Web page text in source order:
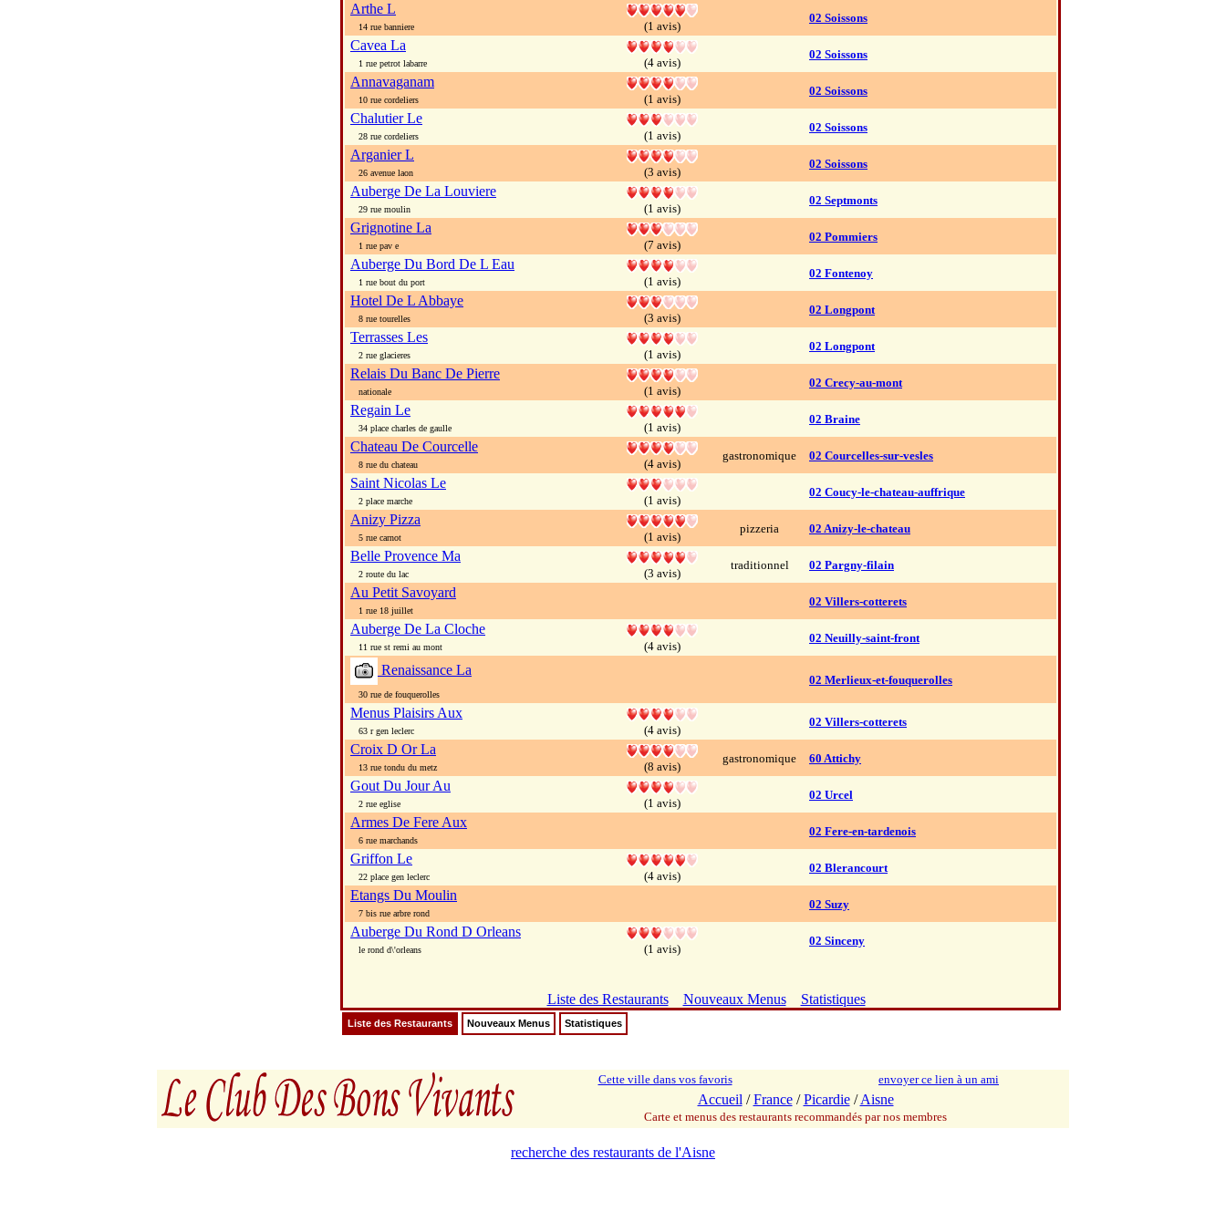
Arthe L
14 rue banniere (1 avis)
02 Soissons
Cavea La
1 rue petrot labarre (4 avis)
02 Soissons
Annavaganam
10 rue cordeliers (1 avis)
02 Soissons
Chalutier Le
28 rue cordeliers (1 avis)
02 Soissons
Arganier L
26 avenue laon (3 avis)
02 Soissons
Auberge De La Louviere
29 rue moulin (1 avis)
02 Septmonts
Grignotine La
1 rue pav e (7 avis)
02 Pommiers
Auberge Du Bord De L Eau
1 rue bout du port (1 avis)
02 Fontenoy
Hotel De L Abbaye
8 rue tourelles (3 avis)
02 Longpont
Terrasses Les
2 rue glacieres (1 avis)
02 Longpont
Relais Du Banc De Pierre
nationale (1 avis)
02 Crecy-au-mont
Regain Le
34 place charles de gaulle (1 avis)
02 Braine
Chateau De Courcelle
8 rue du chateau (4 avis)
gastronomique 02 Courcelles-sur-vesles
Saint Nicolas Le
2 place marche (1 avis)
02 Coucy-le-chateau-auffrique
Anizy Pizza
5 rue carnot (1 avis)
pizzeria 02 Anizy-le-chateau
Belle Provence Ma
2 route du lac (3 avis)
traditionnel 02 Pargny-filain
Au Petit Savoyard
1 rue 18 juillet
02 Villers-cotterets
Auberge De La Cloche
11 rue st remi au mont (4 avis)
02 Neuilly-saint-front
Renaissance La
30 rue de fouquerolles
02 Merlieux-et-fouquerolles
Menus Plaisirs Aux
63 r gen leclerc (4 avis)
02 Villers-cotterets
Croix D Or La
13 rue tondu du metz (8 avis)
gastronomique 60 Attichy
Gout Du Jour Au
2 rue eglise (1 avis)
02 Urcel
Armes De Fere Aux
6 rue marchands
02 Fere-en-tardenois
Griffon Le
22 place gen leclerc (4 avis)
02 Blerancourt
Etangs Du Moulin
7 bis rue arbre rond
02 Suzy
Auberge Du Rond D Orleans
le rond d\'orleans (1 avis)
02 Sinceny
Liste des Restaurants Nouveaux Menus Statistiques
Liste des Restaurants Nouveaux Menus Statistiques
Cette ville dans vos favoris envoyer ce lien à un ami
Accueil /France/Picardie/Aisne
Carte et menus des restaurants recommandés par nos membres
recherche des restaurants de l'Aisne